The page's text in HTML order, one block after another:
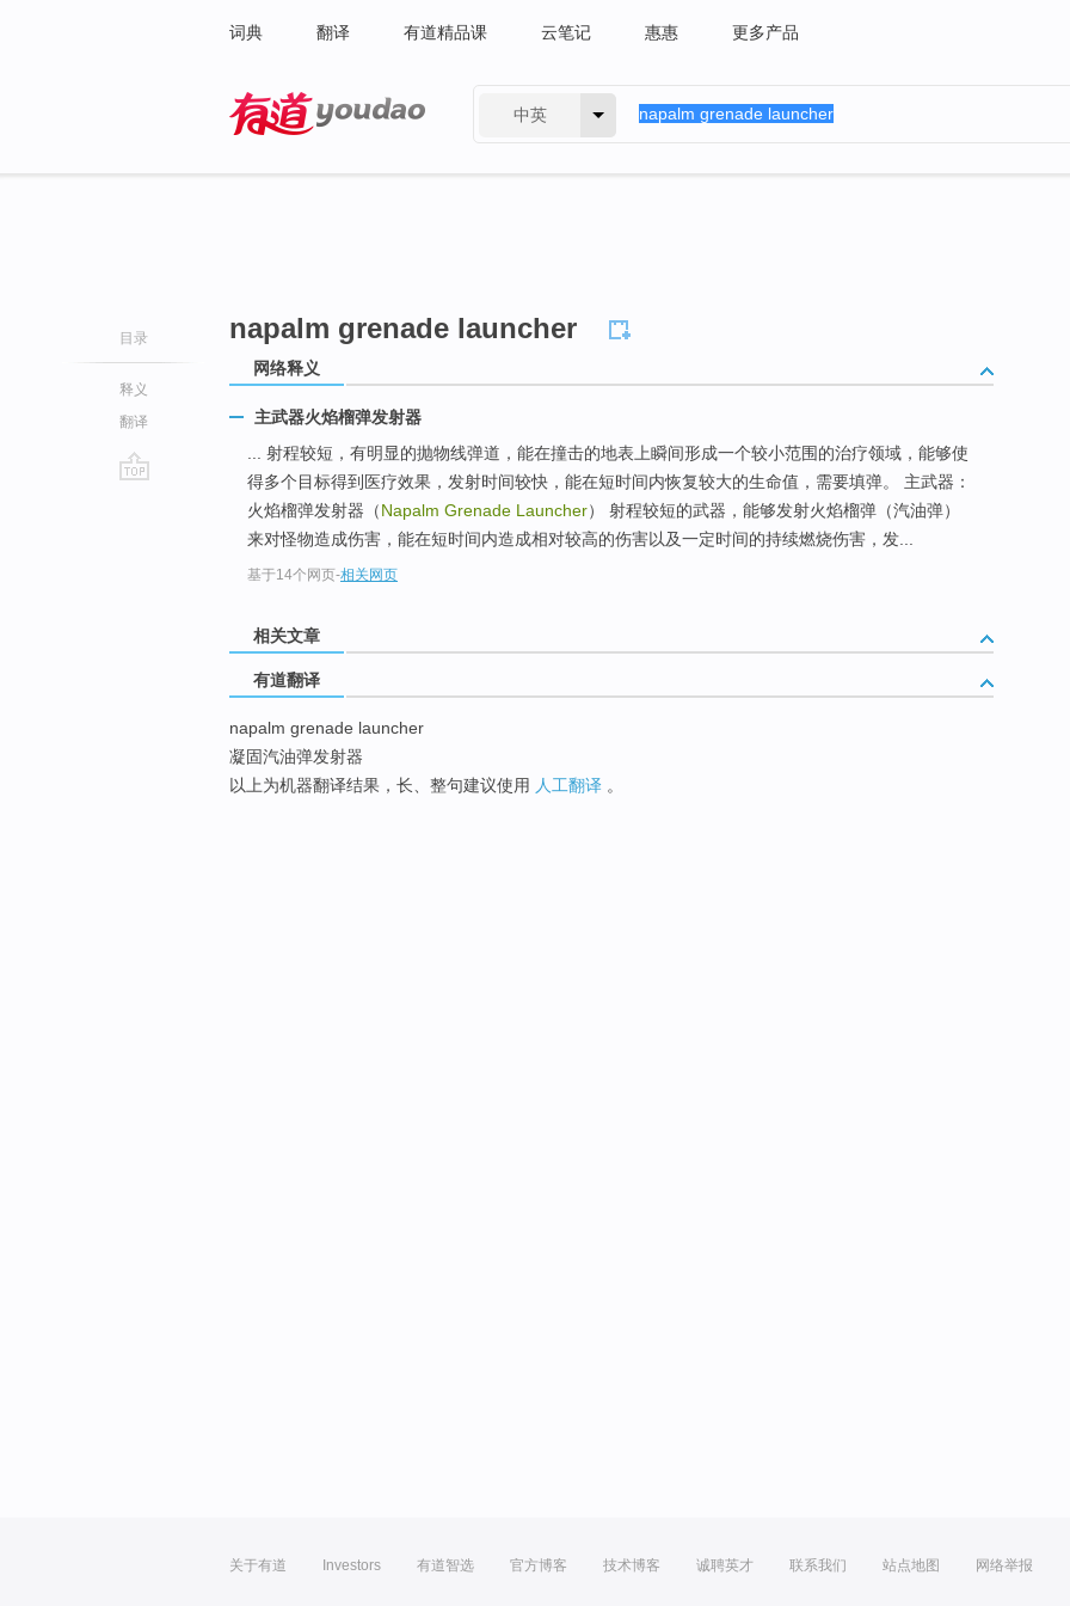
词典 翻译 有道精品课 云笔记 惠惠 更多产品
中英
目录
释义
翻译
napalm grenade launcher
网络释义
主武器火焰榴弹发射器
... 射程较短，有明显的抛物线弹道，能在撞击的地表上瞬间形成一个较小范围的治疗领域，能够使
得多个目标得到医疗效果，发射时间较快，能在短时间内恢复较大的生命值，需要填弹。 主武器：
火焰榴弹发射器（Napalm Grenade Launcher） 射程较短的武器，能够发射火焰榴弹（汽油弹）
来对怪物造成伤害，能在短时间内造成相对较高的伤害以及一定时间的持续燃烧伤害，发...
基于14个网页-相关网页
相关文章
有道翻译
napalm grenade launcher
凝固汽油弹发射器
以上为机器翻译结果，长、整句建议使用 人工翻译 。
关于有道 Investors 有道智选 官方博客 技术博客 诚聘英才 联系我们 站点地图 网络举报